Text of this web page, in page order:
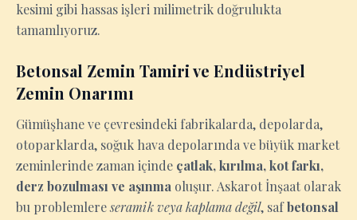
kesimi gibi hassas işleri milimetrik doğrulukta
tamamlıyoruz.
Betonsal Zemin Tamiri ve Endüstriyel
Zemin Onarımı
Gümüşhane ve çevresindeki fabrikalarda, depolarda,
otoparklarda, soğuk hava depolarında ve büyük market
zeminlerinde zaman içinde çatlak, kırılma, kot farkı,
derz bozulması ve aşınma oluşur. Askarot İnşaat olarak
bu problemlereseramik veya kaplama değil, safbetonsal